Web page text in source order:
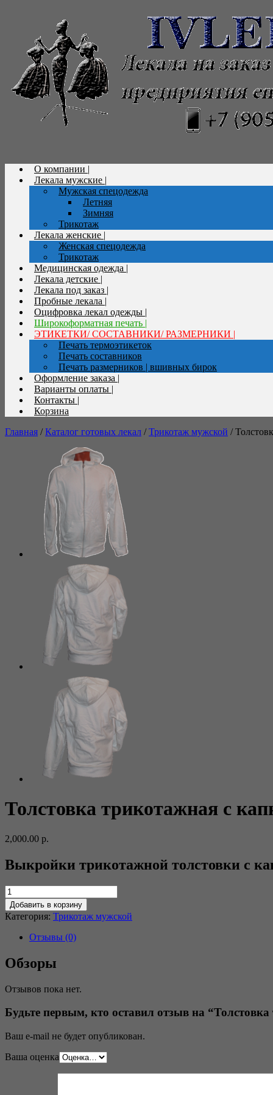
О компании |
Лекала мужские |
Мужская спецодежда
Летняя
Зимняя
Трикотаж
Лекала женские |
Женская спецодежда
Трикотаж
Медицинская одежда |
Лекала детские |
Лекала под заказ |
Пробные лекала |
Оцифровка лекал одежды |
Широкоформатная печать |
ЭТИКЕТКИ/ СОСТАВНИКИ/ РАЗМЕРНИКИ |
Печать термоэтикеток
Печать составников
Печать размерников | вшивных бирок
Оформление заказа |
Варианты оплаты |
Контакты |
Корзина
Главная /Каталог готовых лекал /Трикотаж мужской /
Толстовка трикотажная с
2,000.00 р.
Выкройки трикотажной толстовки с
Добавить в корзину
Категория: Трикотаж мужской
Отзывы (0)
Обзоры
Отзывов пока нет.
Будьте первым, кто оставил отзыв на
Ваш e-mail не будет опубликован.
Ваша оценка